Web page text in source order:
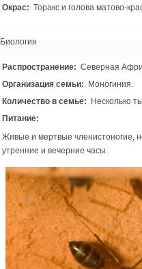
Окрас: Торакс и голова матово-
Биология
Распространение: Северная
Организация семьи: Моногиния.
Количество в семье: Несколько
Питание:
Живые и мертвые членистоногие,
утренние и вечерние часы.